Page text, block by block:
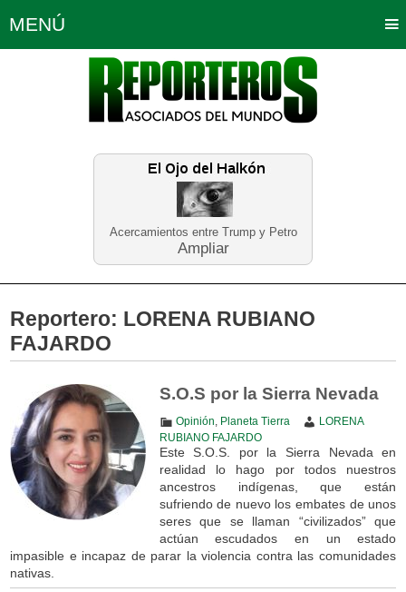
Acercamientos entre Trump y Petro
Ampliar
MENÚ
Política Opinión Bogotá
Planeta Tierra Deportes
Educación Neira
Reportero: LORENA RUBIANO
FAJARDO
S.O.S por la Sierra Nevada
Opinión Planeta Tierra
LORENA
RUBIANO FAJARDO
Este S.O.S. por la Sierra Nevada en
realidad lo hago por todos nuestros
ancestros indígenas, que están
sufriendo de nuevo los embates de unos
seres que se llaman “civilizados” que
actúan escudados en un estado
impasible e incapaz de parar la violencia contra las comunidades
nativas.